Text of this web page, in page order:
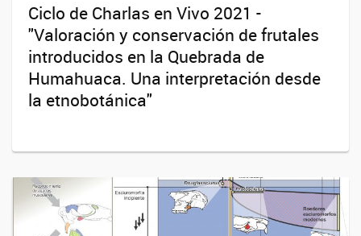
Ciclo de Charlas en Vivo 2021 -
"Valoración y conservación de frutales
introducidos en la Quebrada de
Humahuaca. Una interpretación desde
la etnobotánica"